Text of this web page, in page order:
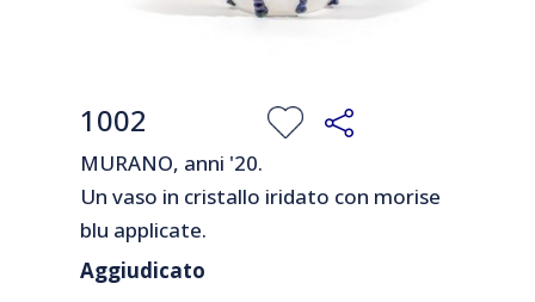
1002
MURANO, anni '20.
Un vaso in cristallo iridato con morise
blu applicate.
Lieve difetto sul bordo superiore.
Aggiudicato